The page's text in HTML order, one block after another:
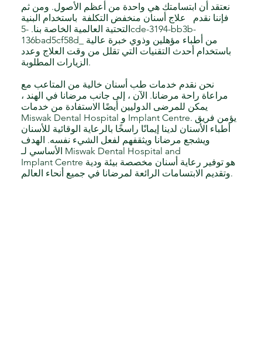
نعتقد أن ابتسامتك هي واحدة من أعظم الأصول. ومن ثم
فإننا نقدم علاج أسنان منخفض التكلفة باستخدام البنية
التحتية العالمية الخاصة بنا. -5cde-3194-bb3b-
136bad5cf58d_ من أطباء مؤهلين وذوي خبرة عالية
باستخدام أحدث التقنيات التي تقلل من وقت العلاج وعدد
الزيارات المطلوبة.
نحن نقدم خدمات طب أسنان خالية من المتاعب مع
مراعاة راحة مرضانا. الآن ، إلى جانب مرضانا في الهند ،
يمكن للمرضى الدوليين أيضًا الاستفادة من خدمات
Miswak Dental Hospital و Implant Centre. يؤمن فريق
أطباء الأسنان لدينا إيمانًا راسخًا بالرعاية الوقائية للأسنان
ويشجع مرضانا ويثقفهم لفعل الشيء نفسه. الهدف
الأساسي لـ Miswak Dental Hospital and
Implant Centre هو توفير رعاية أسنان مخصصة بيئة ودية
وتقديم الابتسامات الرائعة لمرضانا في جميع أنحاء العالم.